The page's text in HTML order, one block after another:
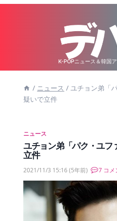
K-POPニュース＆韓国
/ ニュース / ユチョン弟「
疑いで立件
ニュース
ユチョン弟「パク・ユフ
立件
2021/11/3 15:16(5年前) 7 コメ